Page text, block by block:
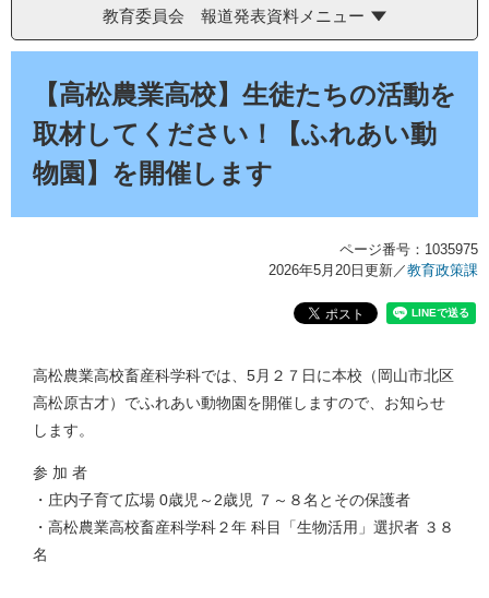
教育委員会 報道発表資料メニュー
【高松農業高校】生徒たちの活動を
取材してください！【ふれあい動
物園】を開催します
ページ番号：1035975
2026年5月20日更新／教育政策課
高松農業高校畜産科学科では、5月２７日に本校（岡山市北区
高松原古才）でふれあい動物園を開催しますので、お知らせ
します。
参 加 者
・庄内子育て広場 0歳児～2歳児 ７～８名とその保護者
・高松農業高校畜産科学科２年 科目「生物活用」選択者 ３８
名